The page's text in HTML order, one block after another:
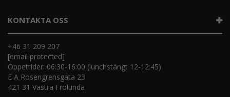
KONTAKTA OSS
+46 31 209 207
[email protected]
Öppettider: 06:30-16:00 (lunchstängt 12-12:45)
E A Rosengrensgata 23
421 31 Västra Frölunda